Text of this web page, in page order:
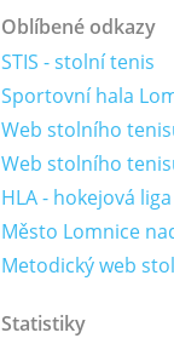
Oblíbené odkazy
STIS - stolní tenis
Sportovní hala
Web stolního
Web stolního
HLA - hokejová
Město Lomnice
Metodický web
Statistiky